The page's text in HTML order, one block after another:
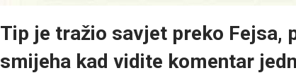
Tip je tražio savjet preko Fejsa,
smijeha kad vidite komentar